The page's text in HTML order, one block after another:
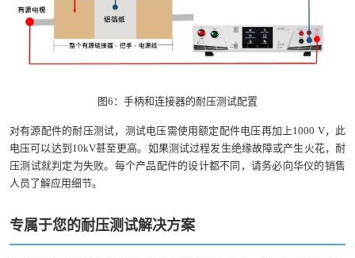
图6：手柄和连接器的耐压测试配置
对有源配件的耐压测试，测试电压需使用额定配件电压再加上1000 V，此
电压可以达到10kV甚至更高。如果测试过程发生绝缘故障或产生火花，耐
压测试就判定为失败。每个产品配件的设计都不同，请务必向华仪的销售
人员了解应用细节。
专属于您的耐压测试解决方案